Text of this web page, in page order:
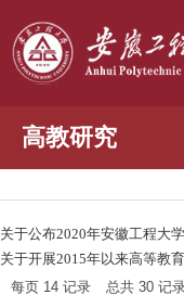
高教研究
大学建设
关于开展2015年以来高等教
每页 14 记录 总共 30 记